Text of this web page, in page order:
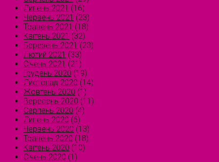
Липень 2021 (16)
Червень 2021 (23)
Травень 2021 (18)
Квітень 2021 (32)
Березень 2021 (23)
Лютий 2021 (33)
Січень 2021 (21)
Грудень 2020 (19)
Листопад 2020 (14)
Жовтень 2020 (1)
Вересень 2020 (11)
Серпень 2020 (4)
Липень 2020 (6)
Червень 2020 (13)
Травень 2020 (18)
Квітень 2020 (10)
Січень 2020 (1)